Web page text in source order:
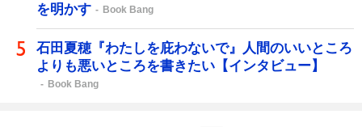
を明かす
Book Bang
石田夏穂『わたしを庇わないで』人間のいいところ
よりも悪いところを書きたい【インタビュー】
Book Bang